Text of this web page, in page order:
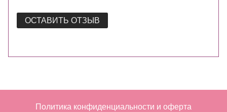
ОСТАВИТЬ ОТЗЫВ
Политика конфиденциальности и оферта